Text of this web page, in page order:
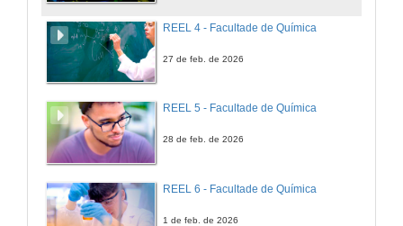
REEL 4 - Facultade de Química
27 de feb. de 2026
REEL 5 - Facultade de Química
28 de feb. de 2026
REEL 6 - Facultade de Química
1 de feb. de 2026